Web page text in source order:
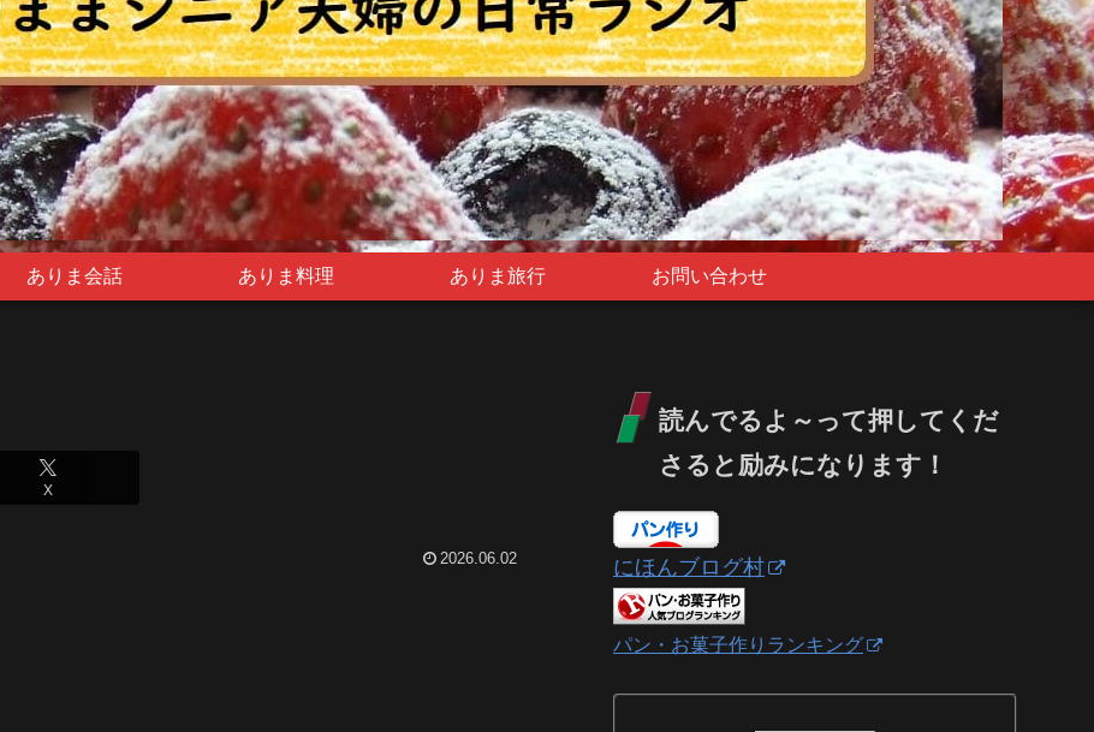
ありま会話 ありま料理 ありま旅行 お問い合わせ
X
2026.06.02
読んでるよ～って押してくだ
さると励みになります！
にほんブログ村
パン・お菓子作りランキング